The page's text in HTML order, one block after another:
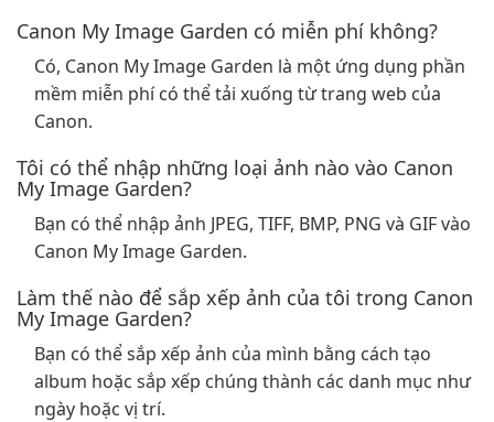
Canon My Image Garden có miễn phí không?
Có, Canon My Image Garden là một ứng dụng phần
mềm miễn phí có thể tải xuống từ trang web của
Canon.
Tôi có thể nhập những loại ảnh nào vào Canon
My Image Garden?
Bạn có thể nhập ảnh JPEG, TIFF, BMP, PNG và GIF vào
Canon My Image Garden.
Làm thế nào để sắp xếp ảnh của tôi trong Canon
My Image Garden?
Bạn có thể sắp xếp ảnh của mình bằng cách tạo
album hoặc sắp xếp chúng thành các danh mục như
ngày hoặc vị trí.